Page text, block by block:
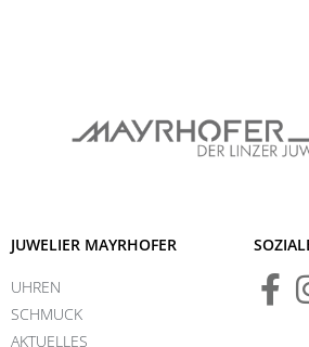
JUWELIER MAYRHOFER
UHREN
SCHMUCK
AKTUELLES